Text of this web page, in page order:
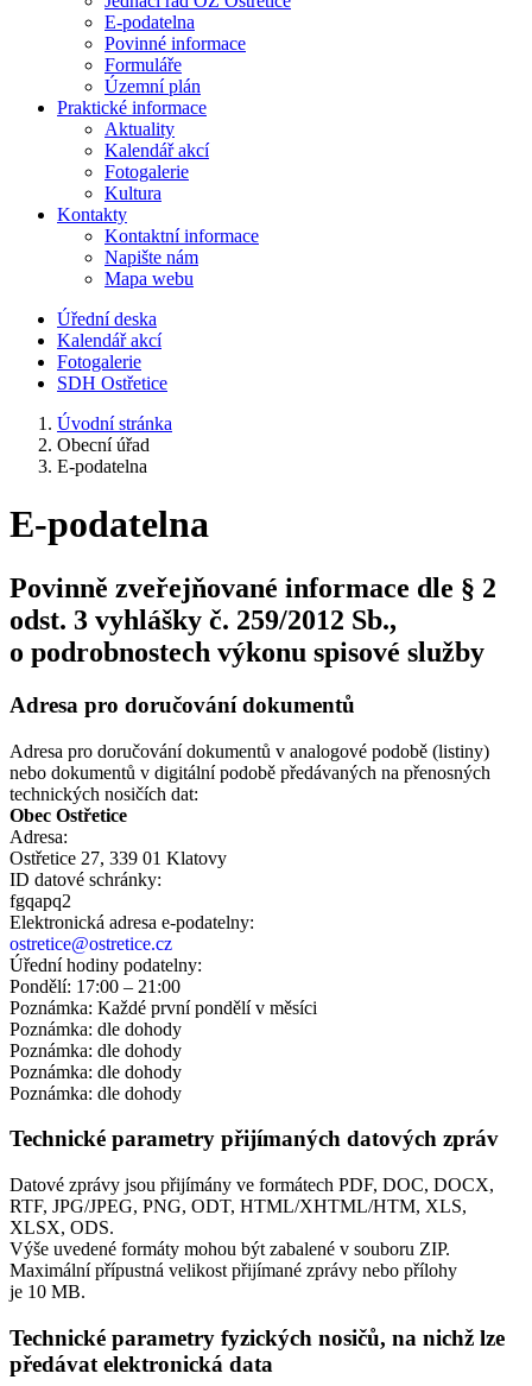
E-podatelna
Povinné informace
Formuláře
Územní plán
Praktické informace
Aktuality
Kalendář akcí
Fotogalerie
Kultura
Kontakty
Kontaktní informace
Napište nám
Mapa webu
Úřední deska
Kalendář akcí
Fotogalerie
SDH Ostřetice
Úvodní stránka
Obecní úřad
E-podatelna
E-podatelna
Povinně zveřejňované informace dle § 2
odst. 3 vyhlášky č. 259/2012 Sb.,
o podrobnostech výkonu spisové služby
Adresa pro doručování dokumentů
Adresa pro doručování dokumentů v analogové podobě (listiny)
nebo dokumentů v digitální podobě předávaných na přenosných
technických nosičích dat:
Obec Ostřetice
Adresa:
Ostřetice 27, 339 01 Klatovy
ID datové schránky:
fgqapq2
Elektronická adresa e‑podatelny:
ostretice@ostretice.cz
Úřední hodiny podatelny:
Pondělí: 17:00 – 21:00
Poznámka: Každé první pondělí v měsíci
Poznámka: dle dohody
Poznámka: dle dohody
Poznámka: dle dohody
Poznámka: dle dohody
Technické parametry přijímaných datových zpráv
Datové zprávy jsou přijímány ve formátech PDF, DOC, DOCX,
RTF, JPG/JPEG, PNG, ODT, HTML/XHTML/HTM, XLS,
XLSX, ODS.
Výše uvedené formáty mohou být zabalené v souboru ZIP.
Maximální přípustná velikost přijímané zprávy nebo přílohy
je 10 MB.
Technické parametry fyzických nosičů, na nichž lze
předávat elektronická data